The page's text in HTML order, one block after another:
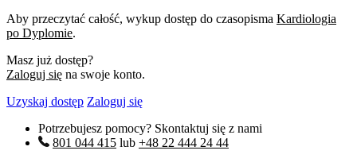
Aby przeczytać całość, wykup dostęp do czasopisma Kardiologia
po Dyplomie.
Masz już dostęp?
Zaloguj się na swoje konto.
Uzyskaj dostęp Zaloguj się
Potrzebujesz pomocy? Skontaktuj się z nami
801 044 415 lub +48 22 444 24 44